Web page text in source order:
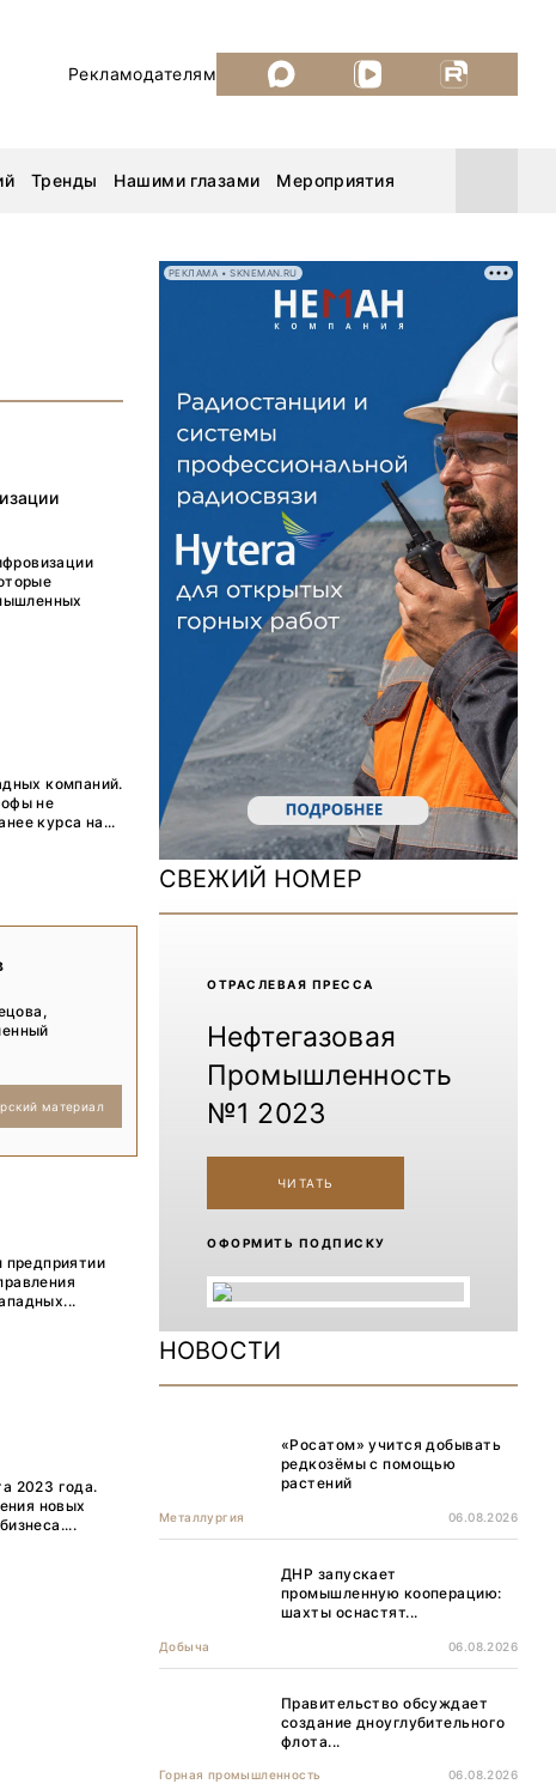
Рекламодателям
Тренды Нашими глазами Мероприятия
MiningWorld Russia 2026
ДП Подкаст. Новый сезон
Рудник 2025
MiningWorld Russia 2025
Уголь России и Майнинг 2025
Рудник 2024 | Обзор выставки
В помощь шахтёру 2024
Уголь России и Майнинг 2024
Mining World Russia 2024
компаний.
не
курса на...
материал
предприятии
2023 года.
новых
РЕКЛАМА • SKNEMAN.RU
СВЕЖИЙ НОМЕР
ОТРАCЛЕВАЯ ПРЕССА
Нефтегазовая
Промышленность
№1 2023
ЧИТАТЬ
ОФОРМИТЬ ПОДПИСКУ
НОВОСТИ
«Росатом» учится добывать
редкозёмы с помощью
растений
Металлургия 06.08.2026
ДНР запускает
промышленную кооперацию:
шахты оснастят...
Добыча 06.08.2026
Правительство обсуждает
создание дноуглубительного
флота...
Горная промышленность 06.08.2026